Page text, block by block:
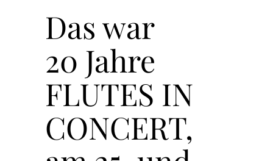
Das war
20 Jahre
FLUTES IN
CONCERT,